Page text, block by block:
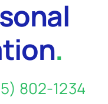
.
802-1234